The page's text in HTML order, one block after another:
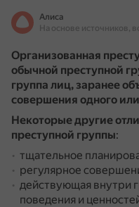
Алиса
Организованная
обычной преступной
группа лиц, заранее
совершения одного
Некоторые другие
преступной группы:
тщательное
регулярное
действующая внутри
поведения и